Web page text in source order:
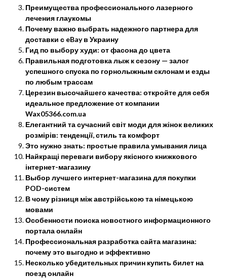
Преимущества профессионального лазерного
лечения глаукомы
Почему важно выбрать надежного партнера для
доставки с eBay в Украину
Гид по выбору худи: от фасона до цвета
Правильная подготовка лыж к сезону — залог
успешного спуска по горнолыжным склонам и езды
по любым трассам
Церезин высочайшего качества: откройте для себя
идеальное предложение от компании
Wax05366.com.ua
Елегантний та сучасний світ моди для жінок великих
розмірів: тенденції, стиль та комфорт
Это нужно знать: простые правила умывания лица
Найкращі переваги вибору якісного книжкового
інтернет-магазину
Выбор лучшего интернет-магазина для покупки
POD-систем
В чому різниця між австрійською та німецькою
мовами
Особенности поиска новостного информационного
портала онлайн
Профессиональная разработка сайта магазина:
почему это выгодно и эффективно
Несколько убедительных причин купить билет на
поезд онлайн